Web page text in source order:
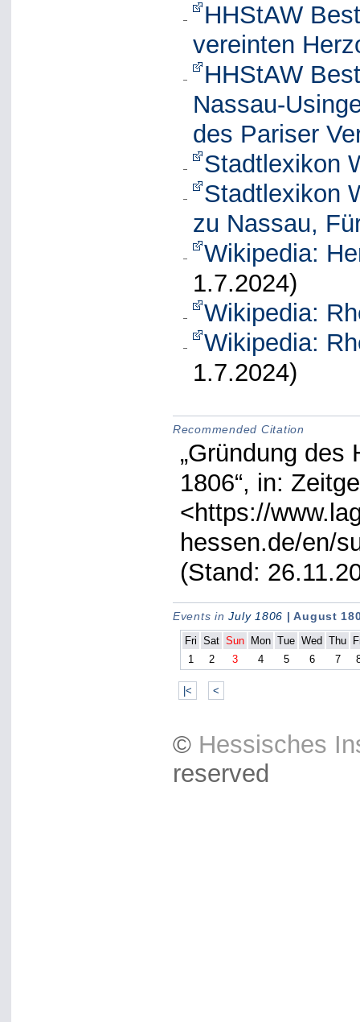
HHStAW
vereinten
HHStAW
Nassau-
des Pariser
Stadtlexikon
Stadtlexikon
zu Nassau,
Wikipedia:
1.7.2024)
Wikipedia:
Wikipedia:
1.7.2024)
Recommended Citation
„Gründung des
1806“, in:
<https://
hessen.de/en/
(Stand:
Events inJuly 1806 | August
Fri Sat Sun Mon Tue Wed Thu
1
2 3 4 5 6 7
|< <
© Hessisches
reserved